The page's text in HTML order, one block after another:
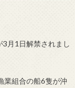
月1日解禁されまし
業組合の船6隻が沖